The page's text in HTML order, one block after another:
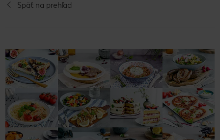
Späť na prehľad